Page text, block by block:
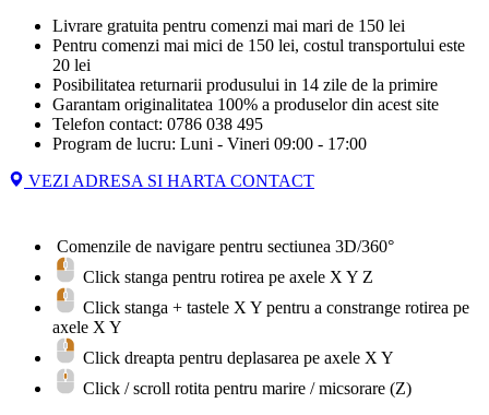
Livrare gratuita pentru comenzi mai mari de 150 lei
Pentru comenzi mai mici de 150 lei, costul transportului este
20 lei
Posibilitatea returnarii produsului in 14 zile de la primire
Garantam originalitatea 100% a produselor din acest site
Telefon contact: 0786 038 495
Program de lucru: Luni - Vineri 09:00 - 17:00
VEZI ADRESA SI HARTA CONTACT
Comenzile de navigare pentru sectiunea 3D/360°
Click stanga pentru rotirea pe axele X Y Z
Click stanga + tastele X Y pentru a constrange rotirea pe
axele X Y
Click dreapta pentru deplasarea pe axele X Y
Click / scroll rotita pentru marire / micsorare (Z)